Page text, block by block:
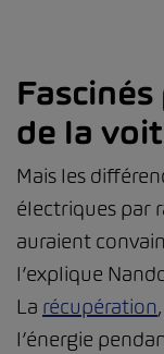
de la
Mais les
électriques par
auraient
l’explique
La récupération
l’énergie